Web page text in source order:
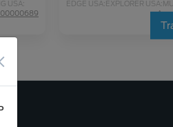
USA;
E;
EDGE USA;EXPLORER USA;
PUMA;